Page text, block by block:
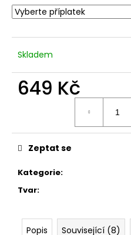
Skladem
649 Kč
Kategorie:
Tvar:
Zeptat se
Popis Související (8)